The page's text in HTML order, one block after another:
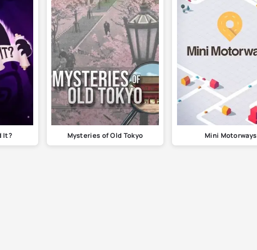
It? Mysteries of Old Tokyo Mini Motorways